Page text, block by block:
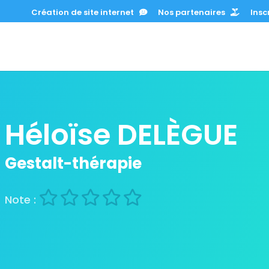
Création de site internet Nos partenaires
Héloïse DELÈGUE
Gestalt-thérapie